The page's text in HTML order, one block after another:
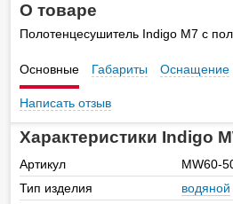
О товаре
Полотенцесушитель Indigo M7 с
Основные Габариты Оснащение
Написать отзыв
Характеристики Indigo
Артикул
MW60-
Тип изделия
водяной